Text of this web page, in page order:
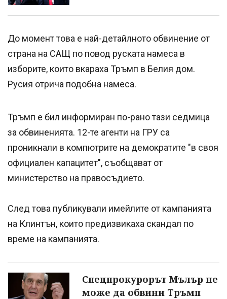
До момент това е най-детайлното обвинение от
страна на САЩ по повод руската намеса в
изборите, които вкараха Тръмп в Белия дом.
Русия отрича подобна намеса.
Тръмп е бил информиран по-рано тази седмица
за обвиненията. 12-те агенти на ГРУ са
проникнали в компютрите на демократите "в своя
официален капацитет", съобщават от
министерство на правосъдието.
След това публикували имейлите от кампанията
на Клинтън, които предизвикаха скандал по
време на кампанията.
Спецпрокурорът Мълър не
може да обвини Тръмп